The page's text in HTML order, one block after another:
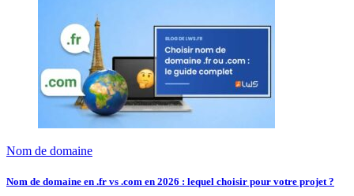
Nom de domaine
Nom de domaine en .fr vs .com en 2026 : lequel choisir pour votre projet ?